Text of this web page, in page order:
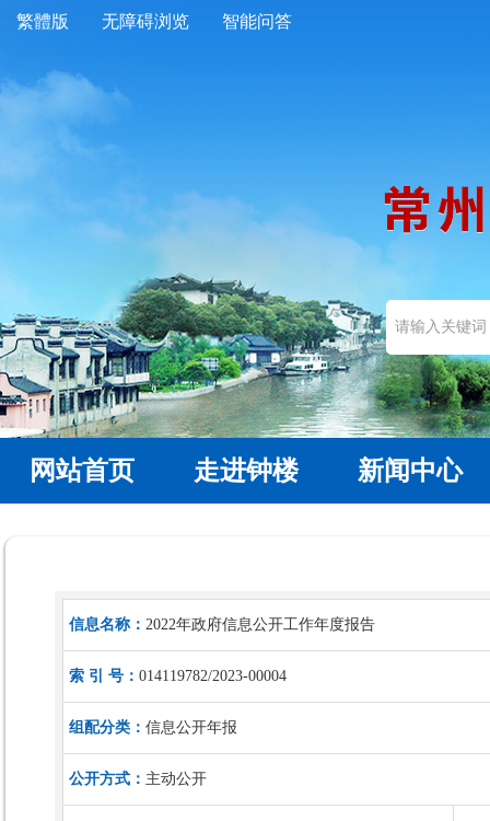
繁體版 无障碍浏览 智能问答
网站首页 走进钟楼 新闻中心
信息名称： 2022年政府信息公开工作年度报告
索 引 号： 014119782/2023-00004
组配分类： 信息公开年报
公开方式： 主动公开